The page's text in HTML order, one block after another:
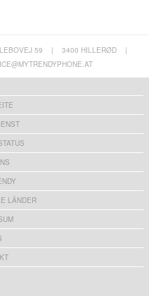
59 | 3400 HILLERØD
|
LÄNDER